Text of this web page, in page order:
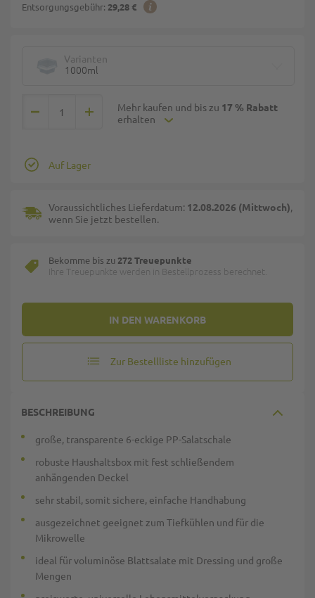
Entsorgungsgebühr: 29,28 €
Varianten
1000ml
Mehr kaufen und bis zu 17 % Rabatt
erhalten
IN DEN WARENKORB
Auf Lager
Voraussichtliches Lieferdatum: 12.08.2026 (Mittwoch),
wenn Sie jetzt bestellen.
Bekomme bis zu 272 Treuepunkte
Ihre Treuepunkte werden in Bestellprozess berechnet.
Zur Bestellliste hinzufügen
BESCHREIBUNG
große, transparente 6-eckige PP-Salatschale
robuste Haushaltsbox mit fest schließendem
anhängenden Deckel
sehr stabil, somit sichere, einfache Handhabung
ausgezeichnet geeignet zum Tiefkühlen und für die
Mikrowelle
ideal für voluminöse Blattsalate mit Dressing und große
Mengen